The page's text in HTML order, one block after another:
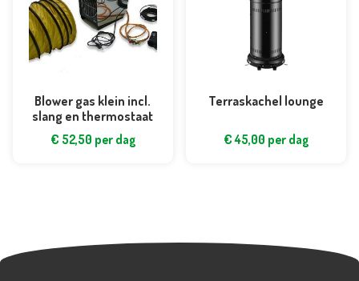
Blower gas klein incl.
slang en thermostaat
€ 52,50 per dag
Terraskachel lounge
€45,00 per dag